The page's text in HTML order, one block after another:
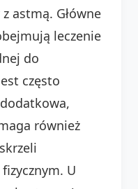
astmą. Główne
leczenie
do
często
również
U